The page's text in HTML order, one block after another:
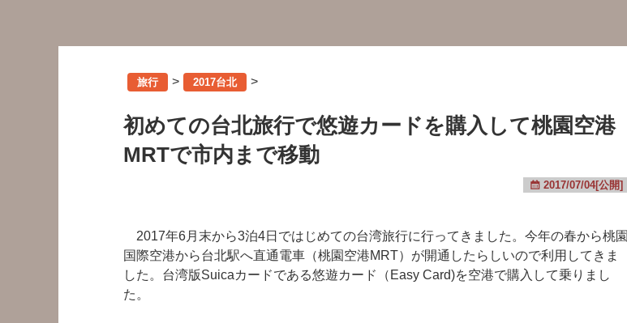
旅行 > 2017台北 >
初めての台北旅行で悠遊カードを購入して桃園空港
MRTで市内まで移動
2017/07/04[公開]
2017年6月末から3泊4日ではじめての台湾旅行に行ってきました。今年の春から桃園
国際空港から台北駅へ直通電車（桃園空港MRT）が開通したらしいので利用してきま
した。台湾版Suicaカードである悠遊カード（Easy Card)を空港で購入して乗りまし
た。